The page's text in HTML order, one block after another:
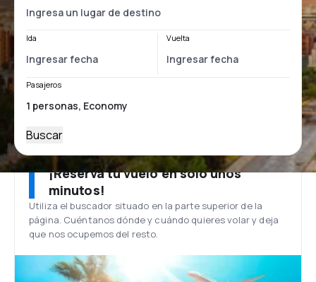
Ida Vuelta
Pasajeros
Buscar
¡Reserva tu vuelo en solo unos
minutos!
Utiliza el buscador situado en la parte superior de la
página. Cuéntanos dónde y cuándo quieres volar y deja
que nos ocupemos del resto.